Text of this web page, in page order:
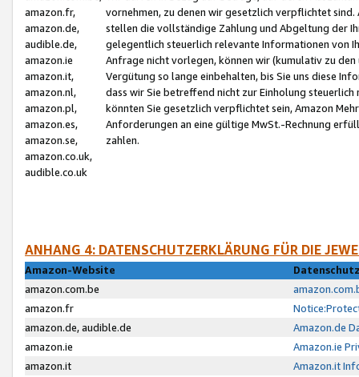
amazon.fr,
amazon.de,
audible.de,
amazon.ie
amazon.it,
amazon.nl,
amazon.pl,
amazon.es,
amazon.se,
amazon.co.uk,
audible.co.uk
vornehmen, zu denen wir gesetzlich verpflichtet
stellen die vollständige Zahlung und Abgeltung der
gelegentlich steuerlich relevante Informationen von
Anfrage nicht vorlegen, können wir (kumulativ zu
Vergütung so lange einbehalten, bis Sie uns diese
dass wir Sie betreffend nicht zur Einholung
könnten Sie gesetzlich verpflichtet sein, Amazon
Anforderungen an eine gültige MwSt.-Rechnung
zahlen.
ANHANG 4: DATENSCHUTZERKLÄRUNG FÜR DIE
Amazon-Website
amazon.com.be
amazon.fr
amazon.de, audible.de
Amazon.de
amazon.ie
Amazon.ie
amazon.it
Amazon.it